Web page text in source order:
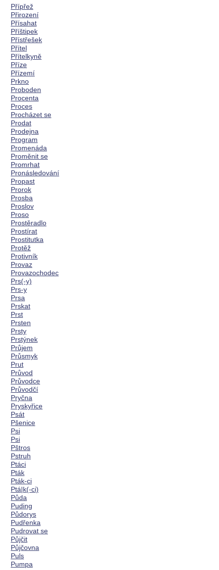
Přípřež
Přirození
Přísahat
Příštipek
Přístřešek
Přítel
Přítelkyně
Příze
Přízemí
Prkno
Proboden
Procenta
Proces
Procházet se
Prodat
Prodejna
Program
Promenáda
Proměnit se
Promrhat
Pronásledování
Propast
Prorok
Prosba
Proslov
Proso
Prostěradlo
Prostírat
Prostitutka
Protěž
Protivník
Provaz
Provazochodec
Prs(-y)
Prs-y
Prsa
Prskat
Prst
Prsten
Prsty
Prstýnek
Průjem
Průsmyk
Prut
Průvod
Průvodce
Průvodčí
Pryčna
Pryskyřice
Psát
Pšenice
Psi
Psi
Pštros
Pstruh
Ptáci
Pták
Pták-ci
Ptá|k(-ci)
Půda
Puding
Půdorys
Pudřenka
Pudrovat se
Půjčit
Půjčovna
Puls
Pumpa